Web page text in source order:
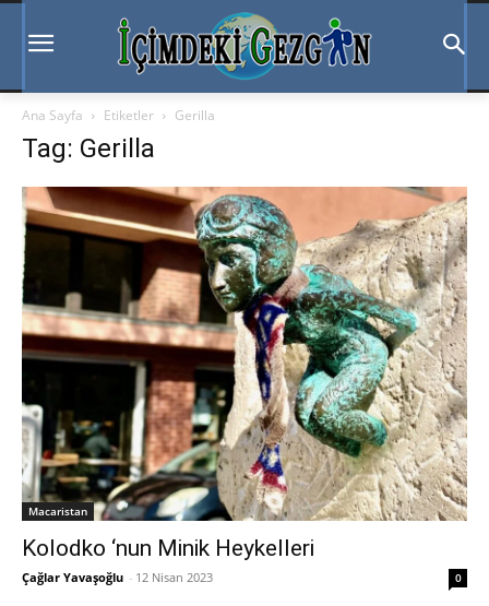
Ana Sayfa Etiketler Gerilla
Tag: Gerilla
Macaristan
Kolodko ‘nun Minik Heykelleri
Çağlar Yavaşoğlu - 12 Nisan 2023 0